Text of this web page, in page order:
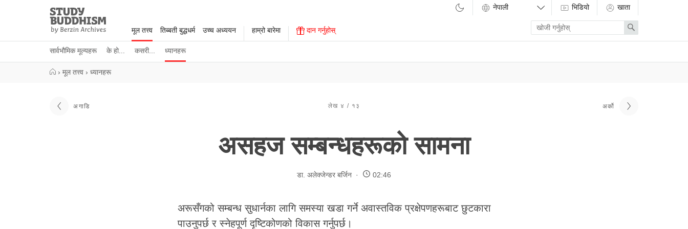
Study
Buddhism
Home
मूल तत्त्व
सार्वभौमिक मूल्यहरू के हो... कसरी... ध्यानहरू
तिब्बती बुद्धधर्म उच्च अध्ययन हाम्रो बारेमा दान गर्नुहोस्
भिडियो खाता
Enter
search
term
Search
› मूल तत्त्व › ध्यानहरू
अगाडि लेख ४ / १३ अर्को
असहज सम्बन्धहरूको सामना
डा. अलेक्जेन्डर बर्जिन 02:46
अरूसँगको सम्बन्ध सुधार्नका लागि समस्या खडा गर्ने अवास्तविक प्रक्षेपणहरूबाट छुटकारा
पाउनुपर्छ र स्नेहपूर्ण दृष्टिकोणको विकास गर्नुपर्छ।